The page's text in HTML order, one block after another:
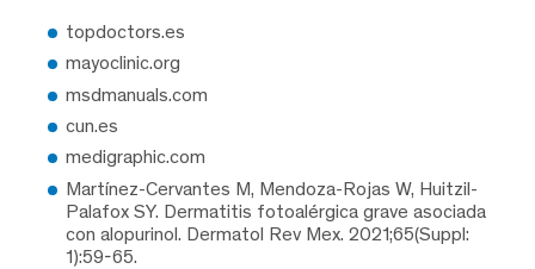
topdoctors.es
mayoclinic.org
msdmanuals.com
cun.es
medigraphic.com
Martínez-Cervantes M, Mendoza-Rojas W, Huitzil-
Palafox SY. Dermatitis fotoalérgica grave asociada
con alopurinol. Dermatol Rev Mex. 2021;65(Suppl:
1):59-65.